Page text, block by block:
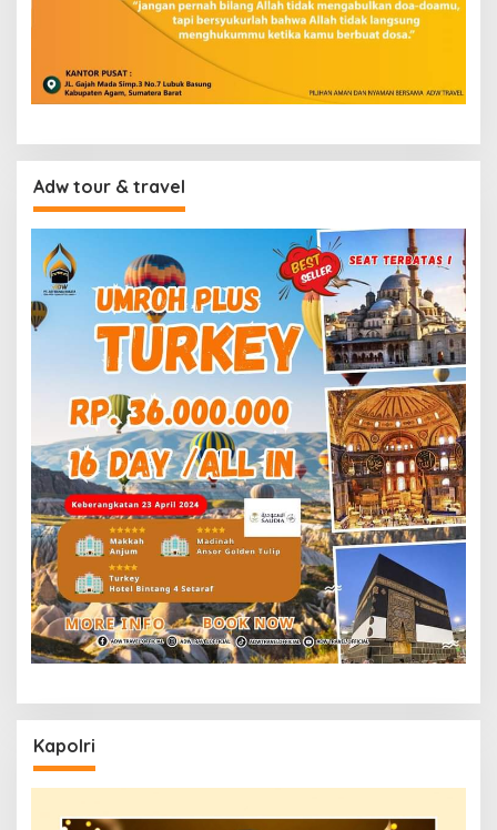
Adw tour & travel
Kapolri